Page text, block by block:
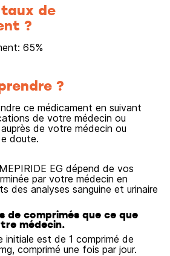
de
?
65%
?
ce médicament en suivant
de votre médecin ou
de votre médecin ou
doute.
EG dépend de vos
par votre médecin en
des analyses sanguine et urinaire
de comprimés que ce que
médecin.
initiale est de 1 comprimé de
comprimé une fois par jour.